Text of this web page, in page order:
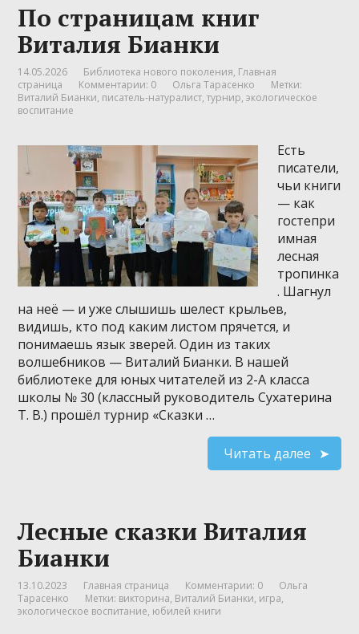
По страницам книг
Виталия Бианки
14.05.2026 Библиотека нового поколения, Главная
страница
Комментарии: 0 Ольга Тарасенко
Метки:
Виталий Бианки, писатель-натуралист,турнир,экологическое
воспитание
Есть
писатели,
чьи книги
— как
гостепри
имная
лесная
тропинка
. Шагнул
на неё — и уже слышишь шелест крыльев,
видишь, кто под каким листом прячется, и
понимаешь язык зверей. Один из таких
волшебников — Виталий Бианки. В нашей
библиотеке для юных читателей из 2-А класса
школы № 30 (классный руководитель Сухатерина
Т. В.) прошёл турнир «Сказки …
Читать далее
Лесные сказки Виталия
Бианки
13.10.2023 Главная страница Комментарии: 0
Ольга
Тарасенко
Метки: викторина, Виталий Бианки, игра,
экологическое воспитание, юбилей книги